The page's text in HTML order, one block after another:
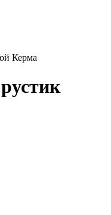
Керма